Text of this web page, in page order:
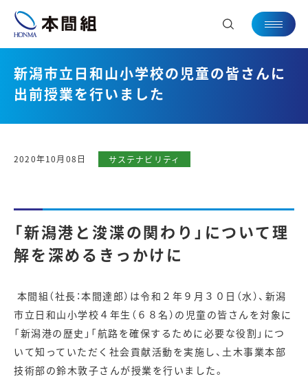
新潟市立日和山小学校の児童の皆さんに
出前授業を行いました
2020年10月08日 サステナビリティ
「新潟港と浚渫の関わり」について理
解を深めるきっかけに
本間組（社長：本間達郎）は令和２年９月３０日（水）、新潟
市立日和山小学校４年生（６８名）の児童の皆さんを対象に
「新潟港の歴史」「航路を確保するために必要な役割」につ
いて知っていただく社会貢献活動を実施し、土木事業本部
技術部の鈴木敦子さんが授業を行いました。